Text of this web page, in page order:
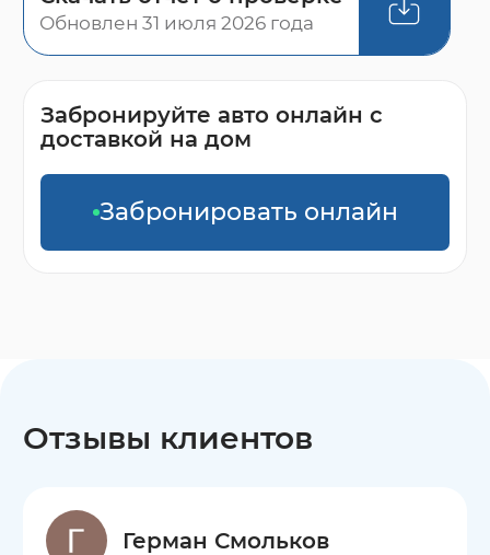
Обновлен 31 июля 2026 года
Забронируйте авто онлайн с
доставкой на дом
Забронировать онлайн
Отзывы клиентов
Герман Смольков